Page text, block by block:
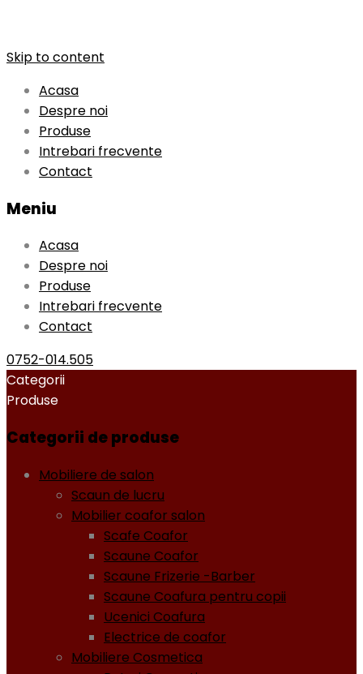
Skip to content
Acasa
Despre noi
Produse
Intrebari frecvente
Contact
Meniu
Acasa
Despre noi
Produse
Intrebari frecvente
Contact
0752-014.505
Categorii
Produse
Categorii de produse
Mobiliere de salon
Scaun de lucru
Mobilier coafor salon
Scafe Coafor
Scaune Coafor
Scaune Frizerie -Barber
Scaune Coafura pentru copii
Ucenici Coafura
Electrice de coafor
Mobiliere Cosmetica